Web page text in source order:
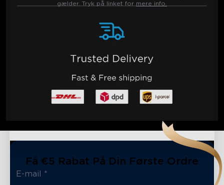
gælder. Tryk på linket for mere info.
Få €5 Rabat På Din Første Ordre